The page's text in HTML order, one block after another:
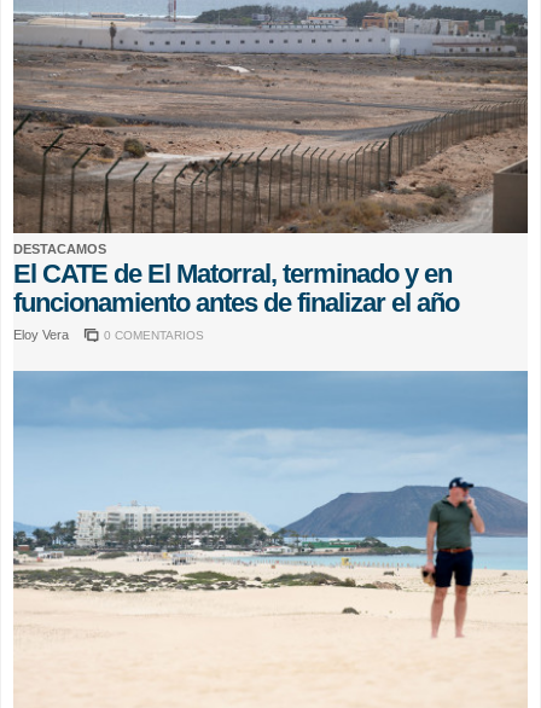
DESTACAMOS
El CATE de El Matorral, terminado y en
funcionamiento antes de finalizar el año
Eloy Vera 0 COMENTARIOS